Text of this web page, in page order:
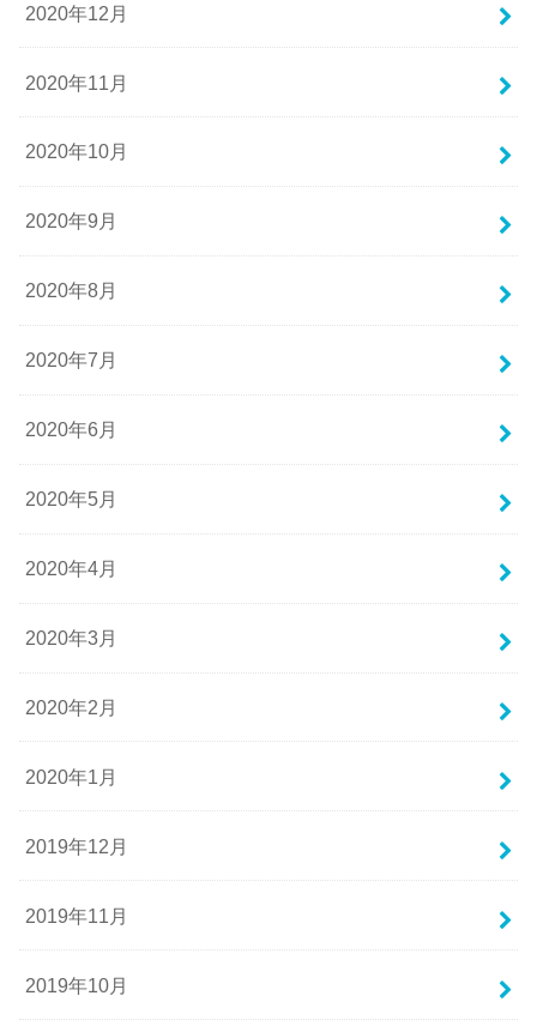
2020年12月
2020年11月
2020年10月
2020年9月
2020年8月
2020年7月
2020年6月
2020年5月
2020年4月
2020年3月
2020年2月
2020年1月
2019年12月
2019年11月
2019年10月